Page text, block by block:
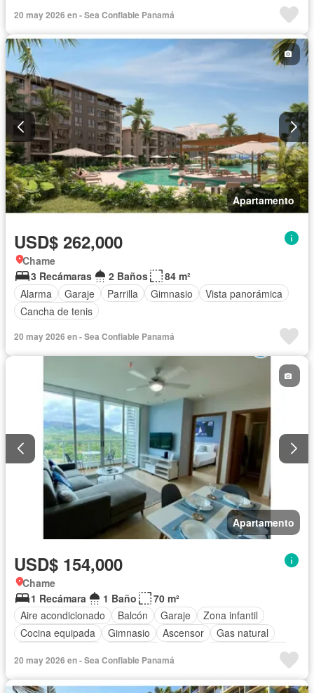
20 may 2026 en - Sea Confiable Panamá
Apartamento
USD$ 262,000
Chame
3 Recámaras
2 Baños
84 m²
Alarma
Garaje Parrilla Gimnasio
Vista panorámica
Cancha de tenis
20 may 2026 en - Sea Confiable Panamá
Apartamento
USD$ 154,000
Chame
1 Recámara
1 Baño
70 m²
Aire acondicionado
Balcón Garaje
Zona infantil
Cocina equipada
Gimnasio Ascensor
Gas natural
Cancha de tenis
20 may 2026 en - Sea Confiable Panamá